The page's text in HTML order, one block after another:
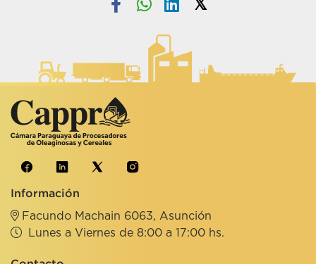
Información
Facundo Machain 6063, Asunción
Lunes a Viernes de 8:00 a 17:00 hs.